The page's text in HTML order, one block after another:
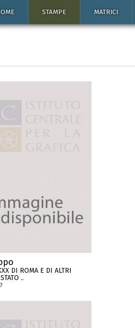
STAMPE MATRICI
DI ROMA E DI ALTRI
..